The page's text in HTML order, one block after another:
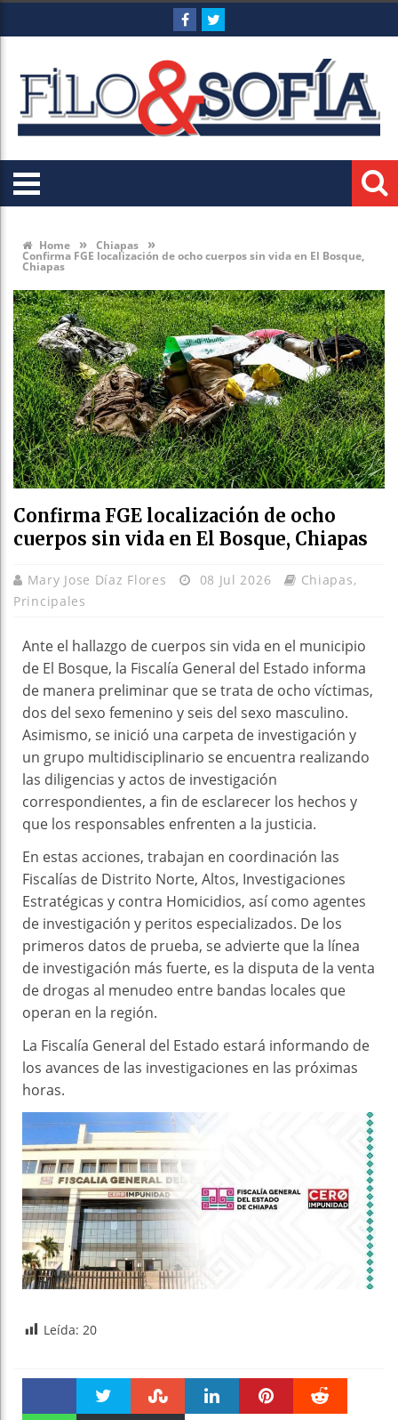
Home » Chiapas »
Confirma FGE localización de ocho cuerpos sin vida en El Bosque,
Chiapas
Confirma FGE localización de ocho
cuerpos sin vida en El Bosque, Chiapas
Mary Jose Díaz Flores 08 Jul 2026 Chiapas,
Principales
Ante el hallazgo de cuerpos sin vida en el municipio
de El Bosque, la Fiscalía General del Estado informa
de manera preliminar que se trata de ocho víctimas,
dos del sexo femenino y seis del sexo masculino.
Asimismo, se inició una carpeta de investigación y
un grupo multidisciplinario se encuentra realizando
las diligencias y actos de investigación
correspondientes, a fin de esclarecer los hechos y
que los responsables enfrenten a la justicia.
En estas acciones, trabajan en coordinación las
Fiscalías de Distrito Norte, Altos, Investigaciones
Estratégicas y contra Homicidios, así como agentes
de investigación y peritos especializados. De los
primeros datos de prueba, se advierte que la línea
de investigación más fuerte, es la disputa de la venta
de drogas al menudeo entre bandas locales que
operan en la región.
La Fiscalía General del Estado estará informando de
los avances de las investigaciones en las próximas
horas.
Leída: 20